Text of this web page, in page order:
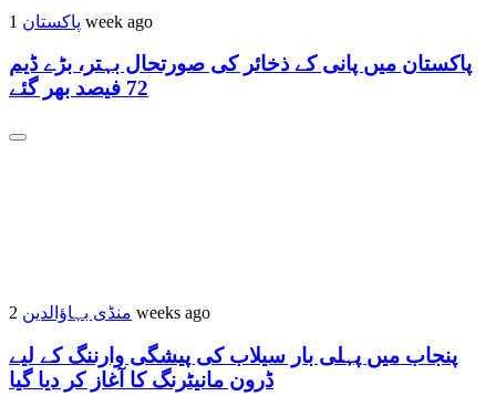
پاکستان 1 week ago
پاکستان میں پانی کے ذخائر کی صورتحال بہتر، بڑے ڈیم
72 فیصد بھر گئے
منڈی بہاؤالدین 2 weeks ago
پنجاب میں پہلی بار سیلاب کی پیشگی وارننگ کے لیے
ڈرون مانیٹرنگ کا آغاز کر دیا گیا